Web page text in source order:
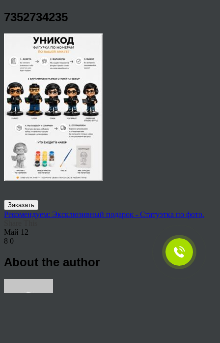
7352734235
Заказать
Рекомендуем: Эксклюзивный подарок - Статуэтка по фото.
Май 12
8 0
About the author